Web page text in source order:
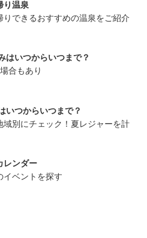
り温泉
りできるおすすめの温泉をご紹介
はいつからいつまで？
合もあり
いつからいつまで？
域別にチェック！夏レジャーを計
レンダー
イベントを探す